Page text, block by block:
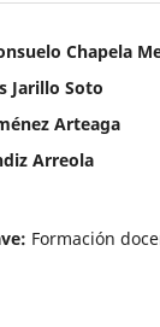
Chapela
Jarillo Soto
Arteaga
Arreola
Formación